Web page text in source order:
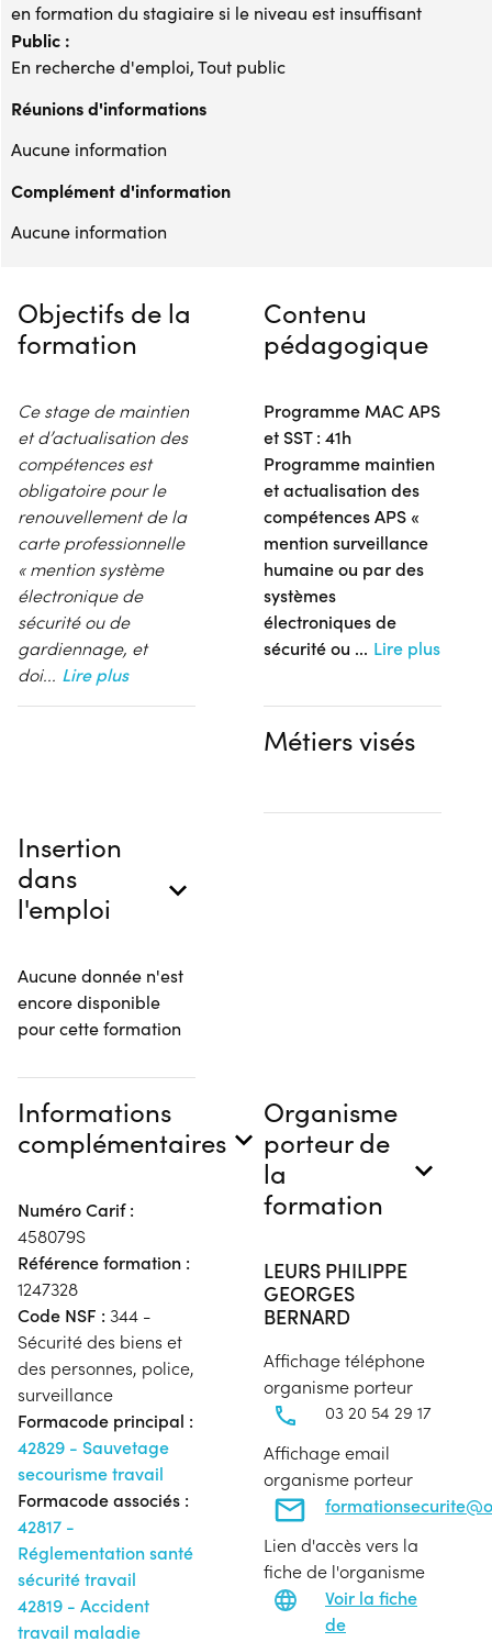
en formation du stagiaire si le niveau est insuffisant
Public :
En recherche d'emploi, Tout public
Réunions d'informations
Aucune information
Complément d'information
Aucune information
Objectifs de la
formation
Ce stage de maintien
et d’actualisation des
compétences est
obligatoire pour le
renouvellement de la
carte professionnelle
« mention système
électronique de
sécurité ou de
gardiennage, et
doi... Lire plus
Contenu
pédagogique
Programme MAC APS
et SST : 41h
Programme maintien
et actualisation des
compétences APS «
mention surveillance
humaine ou par des
systèmes
électroniques de
sécurité ou ... Lire plus
Métiers visés
Insertion
dans
l'emploi
Aucune donnée n'est
encore disponible
pour cette formation
Informations
complémentaires
Numéro Carif :
458079S
Référence formation :
1247328
Code NSF : 344 -
Sécurité des biens et
des personnes, police,
surveillance
Formacode principal :
42829 - Sauvetage
secourisme travail
Formacode associés :
42817 -
Réglementation santé
sécurité travail
42819 - Accident
travail maladie
Organisme
porteur de
la
formation
LEURS PHILIPPE
GEORGES
BERNARD
Affichage téléphone
organisme porteur
03 20 54 29 17
Affichage email
organisme porteur
Lien d'accès vers la
fiche de l'organisme
Voir la fiche
de